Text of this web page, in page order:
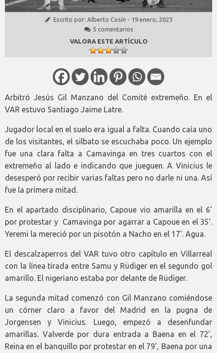
Escrito por: Alberto Cosín - 19 enero, 2023
5 comentarios
VALORA ESTE ARTÍCULO
Arbitró Jesús Gil Manzano del Comité extremeño. En el
VAR estuvo Santiago Jaime Latre.
Jugador local en el suelo era igual a falta. Cuando caía uno
de los visitantes, el silbato se escuchaba poco. Un ejemplo
fue una clara falta a Camavinga en tres cuartos con el
extremeño al lado e indicando que jueguen. A Vinicius le
desesperó por recibir varias faltas pero no darle ni una. Así
fue la primera mitad.
En el apartado disciplinario, Capoue vio amarilla en el 6'
por protestar y Camavinga por agarrar a Capoue en el 35'.
Yeremi la mereció por un pisotón a Nacho en el 17'. Agua.
El descalzaperros del VAR tuvo otro capítulo en Villarreal
con la línea tirada entre Samu y Rüdiger en el segundo gol
amarillo. El nigeriano estaba por delante de Rüdiger.
La segunda mitad comenzó con Gil Manzano comiéndose
un córner claro a favor del Madrid en la pugna de
Jorgensen y Vinicius. Luego, empezó a desenfundar
amarillas. Valverde por dura entrada a Baena en el 72',
Reina en el banquillo por protestar en el 79', Baena por una